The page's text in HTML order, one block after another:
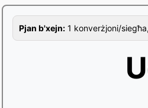
Pjan b'xejn: 1 konverżjoni/